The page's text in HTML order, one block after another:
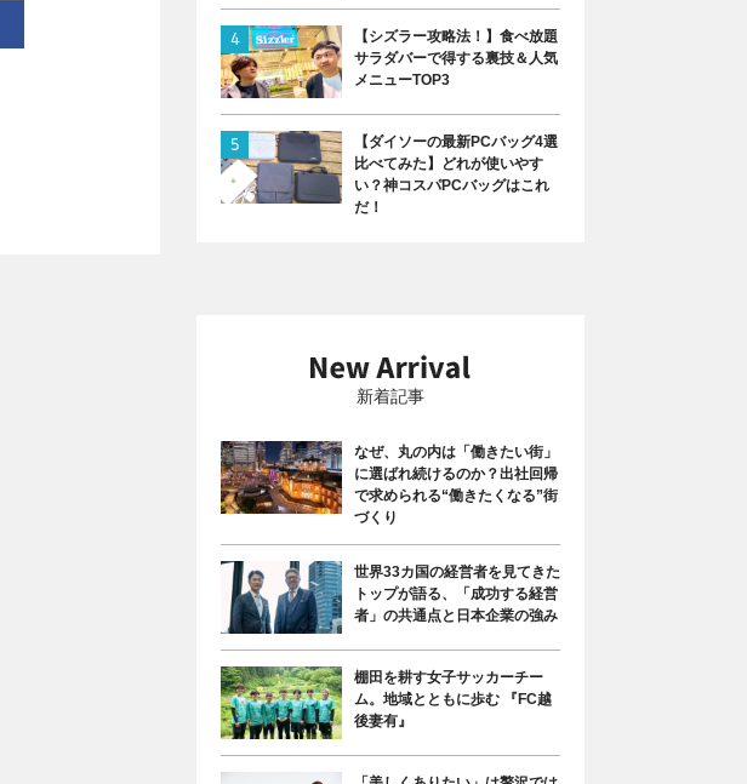
【シズラー攻略法！】食べ放題
サラダバーで得する裏技＆人気
メニューTOP3
【ダイソーの最新PCバッグ4選
比べてみた】どれが使いやす
い？神コスパPCバッグはこれ
だ！
新着記事
なぜ、丸の内は「働きたい街」
に選ばれ続けるのか？出社回帰
で求められる“働きたくなる”街
づくり
世界33カ国の経営者を見てきた
トップが語る、「成功する経営
者」の共通点と日本企業の強み
棚田を耕す女子サッカーチー
ム。地域とともに歩む 『FC越
後妻有』